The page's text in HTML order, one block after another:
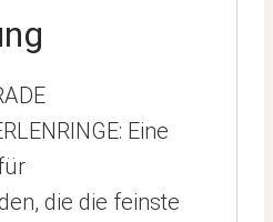
Eine
die die feinste